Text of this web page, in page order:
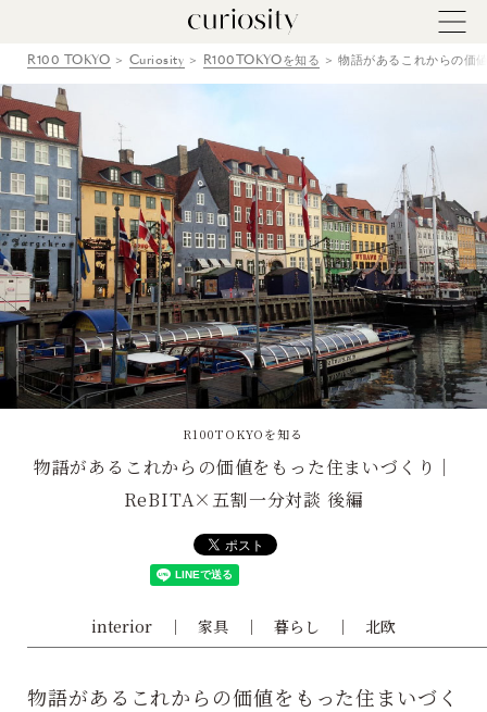
R100 TOKYO Curiosity R100TOKYOを知る 物語があるこれからの価
R100TOKYOを知る
物語があるこれからの価値をもった住まいづくり｜
ReBITA×五割一分対談 後編
interior 家具 暮らし 北欧
物語があるこれからの価値をもった住まいづく